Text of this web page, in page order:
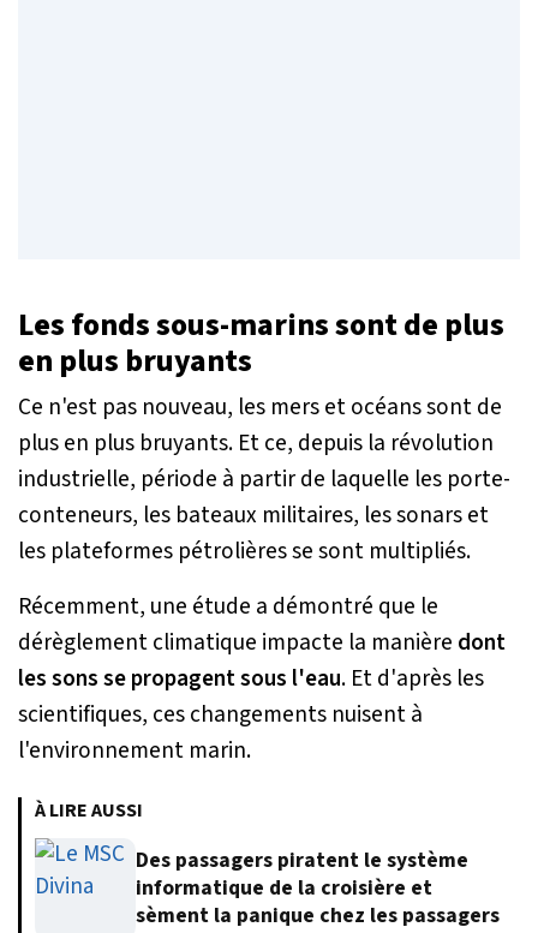
Les fonds sous-marins sont de plus
en plus bruyants
Ce n'est pas nouveau, les mers et océans sont de
plus en plus bruyants. Et ce, depuis la révolution
industrielle, période à partir de laquelle les porte-
conteneurs, les bateaux militaires, les sonars et
les plateformes pétrolières se sont multipliés.
Récemment, une étude a démontré que le
dérèglement climatique impacte la manière dont
les sons se propagent sous l'eau. Et d'après les
scientifiques, ces changements nuisent à
l'environnement marin.
À LIRE AUSSI
Des passagers piratent le système
informatique de la croisière et
sèment la panique chez les passagers